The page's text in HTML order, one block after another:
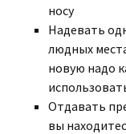
носу
Надевать
людных
новую надо
Отдавать
вы